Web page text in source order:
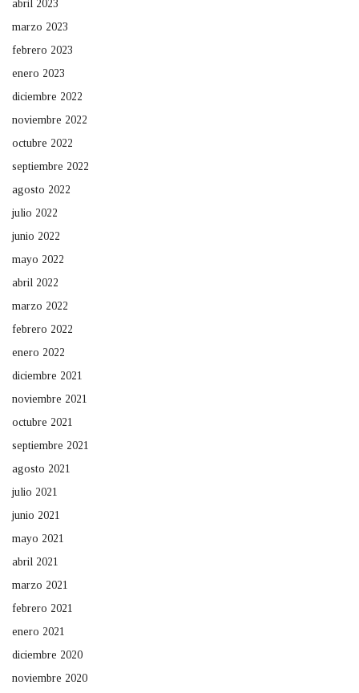
abril 2023
marzo 2023
febrero 2023
enero 2023
diciembre 2022
noviembre 2022
octubre 2022
septiembre 2022
agosto 2022
julio 2022
junio 2022
mayo 2022
abril 2022
marzo 2022
febrero 2022
enero 2022
diciembre 2021
noviembre 2021
octubre 2021
septiembre 2021
agosto 2021
julio 2021
junio 2021
mayo 2021
abril 2021
marzo 2021
febrero 2021
enero 2021
diciembre 2020
noviembre 2020